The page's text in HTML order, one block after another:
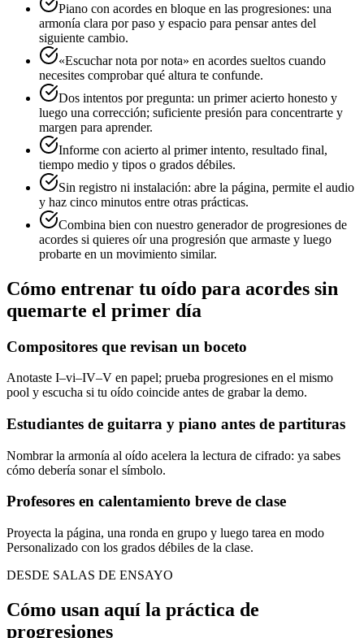
Piano con acordes en bloque en las progresiones: una
armonía clara por paso y espacio para pensar antes del
siguiente cambio.
«Escuchar nota por nota» en acordes sueltos cuando
necesites comprobar qué altura te confunde.
Dos intentos por pregunta: un primer acierto honesto y
luego una corrección; suficiente presión para concentrarte y
margen para aprender.
Informe con acierto al primer intento, resultado final,
tiempo medio y tipos o grados débiles.
Sin registro ni instalación: abre la página, permite el audio
y haz cinco minutos entre otras prácticas.
Combina bien con nuestro generador de progresiones de
acordes si quieres oír una progresión que armaste y luego
probarte en un movimiento similar.
Cómo entrenar tu oído para acordes sin
quemarte el primer día
Compositores que revisan un boceto
Anotaste I–vi–IV–V en papel; prueba progresiones en el mismo
pool y escucha si tu oído coincide antes de grabar la demo.
Estudiantes de guitarra y piano antes de partituras
Nombrar la armonía al oído acelera la lectura de cifrado: ya sabes
cómo debería sonar el símbolo.
Profesores en calentamiento breve de clase
Proyecta la página, una ronda en grupo y luego tarea en modo
Personalizado con los grados débiles de la clase.
DESDE SALAS DE ENSAYO
Cómo usan aquí la práctica de
progresiones